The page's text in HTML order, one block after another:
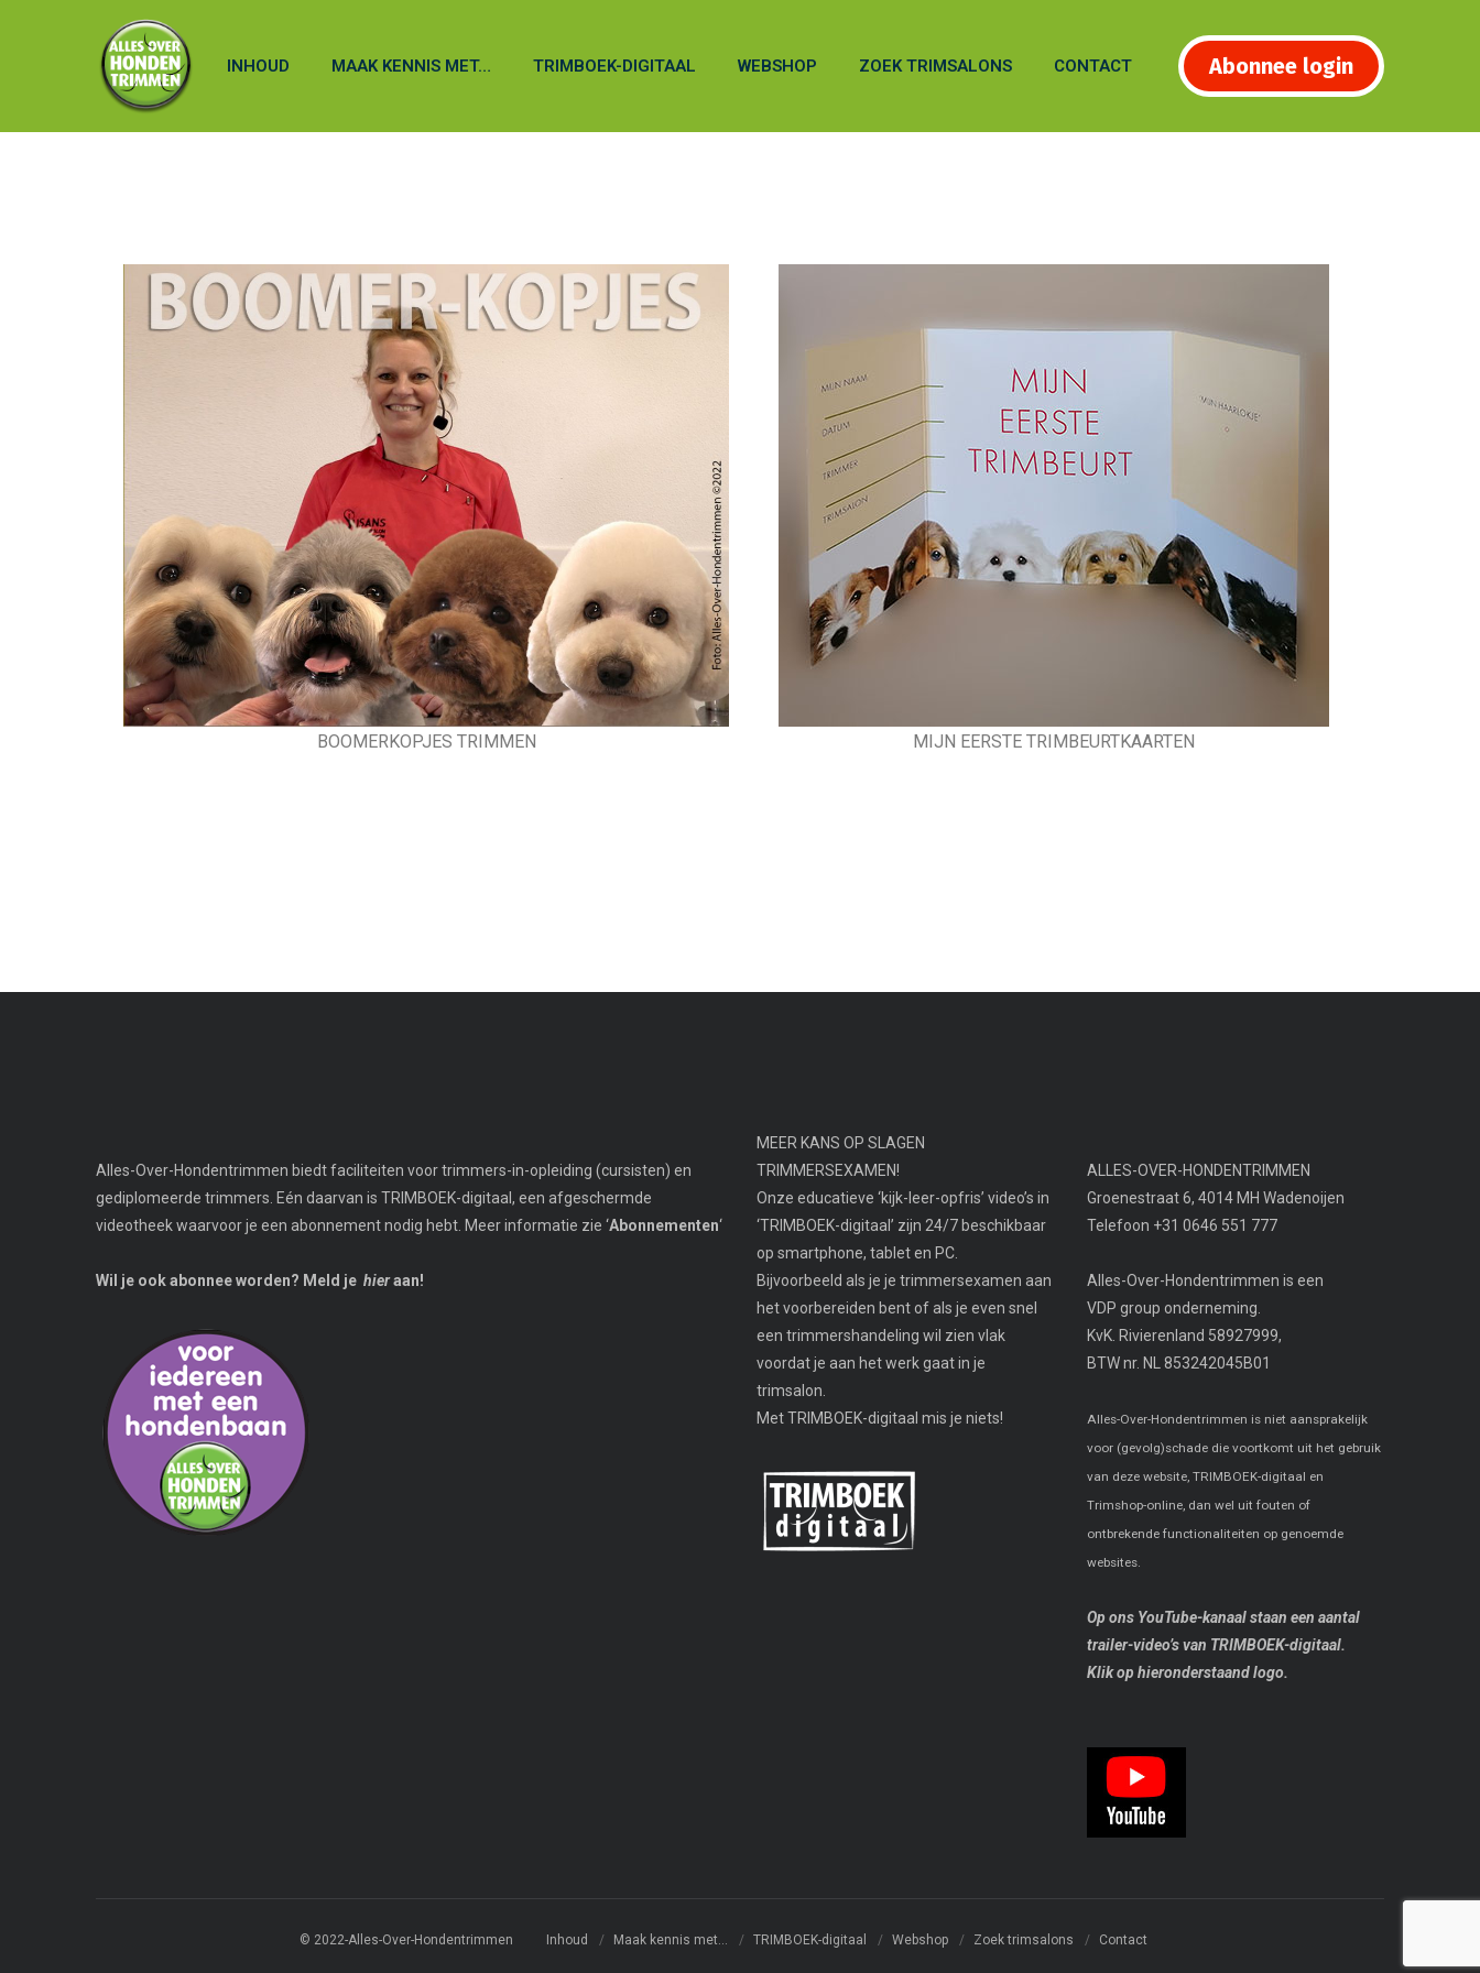
Abonnee login
INHOUD MAAK KENNIS MET… TRIMBOEK-DIGITAAL WEBSHOP ZOEK TRIMSALONS CONTACT
BOOMERKOPJES TRIMMEN MIJN EERSTE TRIMBEURTKAARTEN
Alles-Over-Hondentrimmen biedt faciliteiten voor trimmers-in-opleiding (cursisten) en
gediplomeerde trimmers. Eén daarvan is TRIMBOEK-digitaal, een afgeschermde
videotheek waarvoor je een abonnement nodig hebt. Meer informatie zie ‘Abonnementen‘
Wil je ook abonnee worden? Meld je hieraan!
MEER KANS OP SLAGEN
TRIMMERSEXAMEN!
Onze educatieve ‘kijk-leer-opfris’ video’s in
‘TRIMBOEK-digitaal’ zijn 24/7 beschikbaar
op smartphone, tablet en PC.
Bijvoorbeeld als je je trimmersexamen aan
het voorbereiden bent of als je even snel
een trimmershandeling wil zien vlak
voordat je aan het werk gaat in je
trimsalon.
Met TRIMBOEK-digitaal mis je niets!
ALLES-OVER-HONDENTRIMMEN
Groenestraat 6, 4014 MH Wadenoijen
Telefoon +31 0646 551 777
Alles-Over-Hondentrimmen is een
VDP group onderneming.
KvK. Rivierenland 58927999,
BTW nr. NL 853242045B01
Alles-Over-Hondentrimmen is niet aansprakelijk
voor (gevolg)schade die voortkomt uit het gebruik
van deze website, TRIMBOEK-digitaal en
Trimshop-online, dan wel uit fouten of
ontbrekende functionaliteiten op genoemde
websites.
Op ons YouTube-kanaal staan een aantal
trailer-video’s van TRIMBOEK-digitaal.
Klik op hieronderstaand logo.
© 2022-Alles-Over-Hondentrimmen Inhoud Maak kennis met… TRIMBOEK-digitaal Webshop Zoek trimsalons Contact